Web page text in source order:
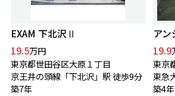
EXAM 下北沢Ⅱ
19.5万円
東京都世田谷区大原１丁目
京王井の頭線「下北沢」駅 徒歩9分
築7年
ア
19.9
東京
築4年